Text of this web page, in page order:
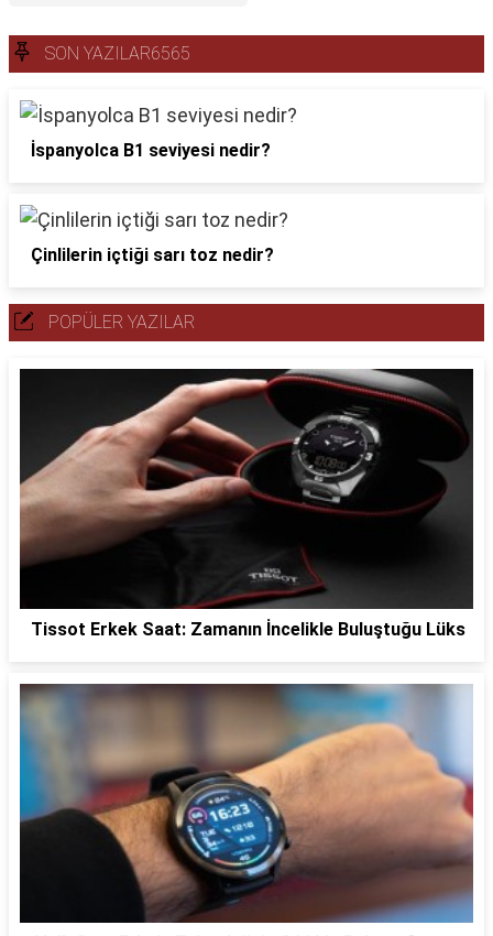
SON YAZILAR6565
İspanyolca B1 seviyesi nedir?
Çinlilerin içtiği sarı toz nedir?
POPÜLER YAZILAR
Tissot Erkek Saat: Zamanın İncelikle Buluştuğu Lüks